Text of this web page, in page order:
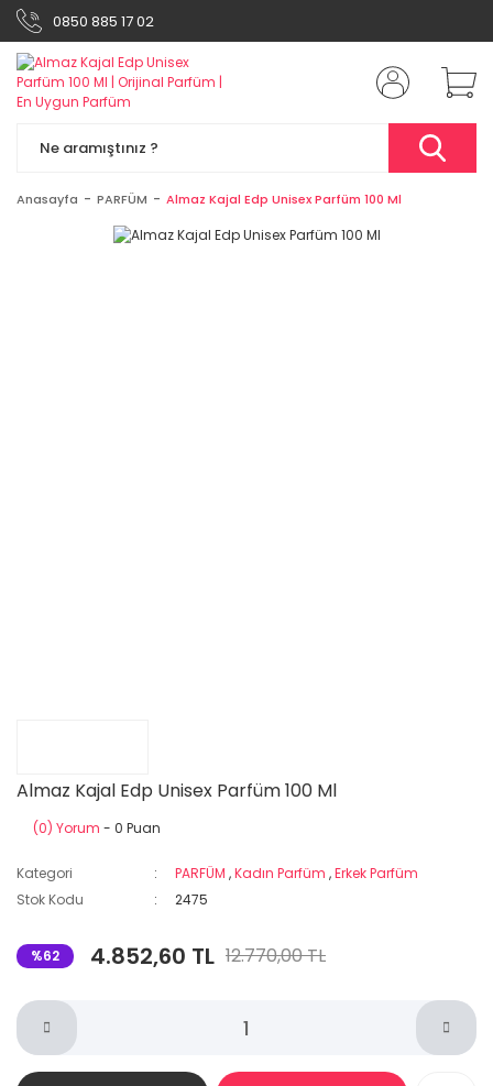
0850 885 17 02
Anasayfa PARFÜM Almaz Kajal Edp Unisex Parfüm 100 Ml
Almaz Kajal Edp Unisex Parfüm 100 Ml
(0) Yorum - 0 Puan
Kategori PARFÜM ,Kadın Parfüm ,Erkek Parfüm
Stok Kodu
2475
%62 4.852,60 TL 12.770,00 TL